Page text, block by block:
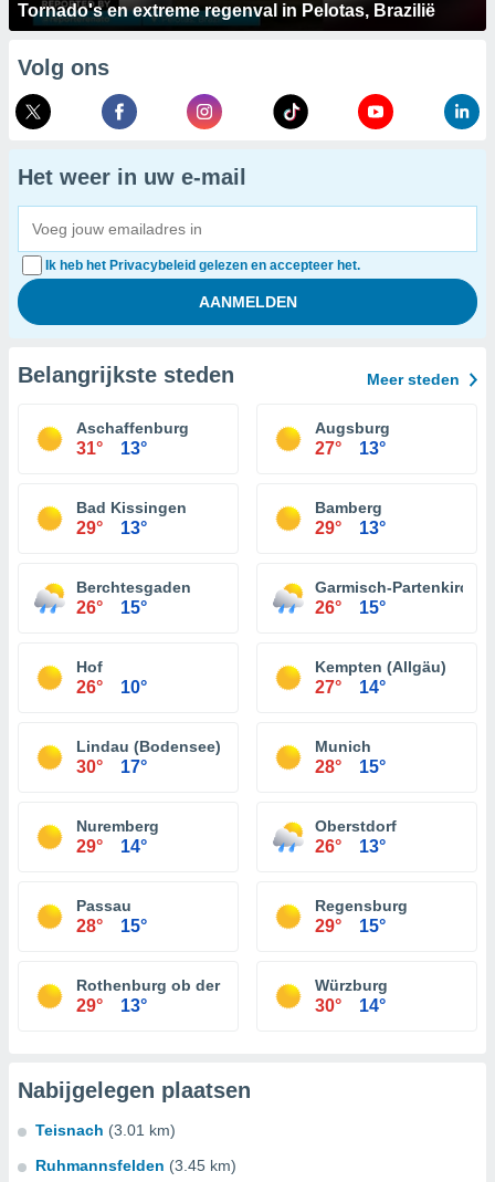
Tornado's en extreme regenval in Pelotas, Brazilië
Volg ons
Het weer in uw e-mail
Ik heb het Privacybeleid gelezen en accepteer het.
Belangrijkste steden Meer steden
Aschaffenburg
31° 13°
Augsburg
27° 13°
Bad Kissingen
29° 13°
Bamberg
29° 13°
Berchtesgaden
26° 15°
Garmisch-
26° 15°
Hof
26° 10°
Kempten (Allgäu)
27° 14°
Lindau (Bodensee)
30° 17°
Munich
28° 15°
Nuremberg
29° 14°
Oberstdorf
26° 13°
Passau
28° 15°
Regensburg
29° 15°
Rothenburg ob der Tauber
29° 13°
Würzburg
30° 14°
Nabijgelegen plaatsen
Teisnach (3.01 km)
Ruhmannsfelden (3.45 km)